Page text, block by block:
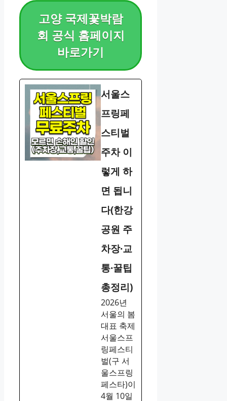
고양 국제꽃박람
회 공식 홈페이지
바로가기
서울스
프링페
스티벌
주차 이
렇게 하
면 됩니
다(한강
공원 주
차장·교
통·꿀팁
총정리)
2026년
서울의 봄
대표 축제
서울스프
링페스티
벌(구 서
울스프링
페스타)이
4월 10일